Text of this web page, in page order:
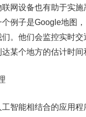
网设备也有助于实施
例子是Google地图
。他们会监控实时
某个地方的估计时间
智能相结合的应用